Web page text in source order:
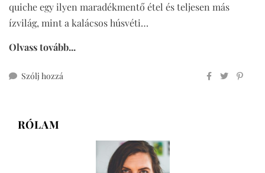
quiche egy ilyen maradékmentő étel és teljesen más
ízvilág, mint a kalácsos húsvéti…
Olvass tovább...
Szólj hozzá
RÓLAM